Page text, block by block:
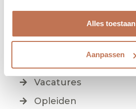
Alles toestaan
Aanpassen
Klachtenprocedure
Privacy en cookies
Veelgestelde vragen
Professionals
Vacatures
Opleiden